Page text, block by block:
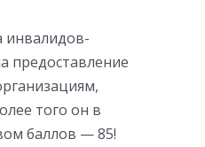
инвалидов-
предоставление
того он в
баллов — 85!